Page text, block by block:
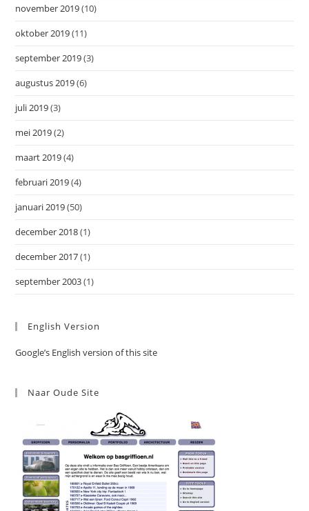
november 2019(10)
oktober 2019(11)
september 2019(3)
augustus 2019(6)
juli 2019(3)
mei 2019(2)
maart 2019(4)
februari 2019(4)
januari 2019(50)
december 2018(1)
december 2017(1)
september 2003(1)
English Version
Google’s English version of this site
Naar Oude Site